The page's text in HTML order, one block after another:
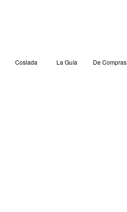
Coslada La Guía
De Compras